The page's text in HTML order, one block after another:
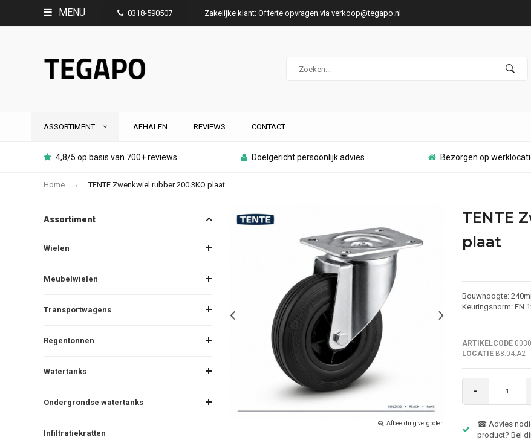
MENU 0318-590507 Zakelijke klant: Offerte opvragen via verkoop@tegapo.nl
ASSORTIMENT AFHALEN REVIEWS CONTACT
4,8/5 op basis van 700+ reviews Doelgericht persoonlijk advies Bezorgen op
Home TENTE Zwenkwiel rubber 200 3KO plaat
Assortiment
Wielen
Meubelwielen
Transportwagens
Regentonnen
Watertanks
Ondergrondse watertanks
Infiltratiekratten
Afbeelding vergroten
TENTE
plaat
Bouwhoogte:
Keuringsnorm: EN
ARTIKELCODE
LOCATIEB8.04.A2
-
☎ Advies
product? Bel